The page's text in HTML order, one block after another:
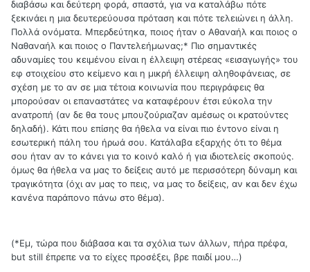
διαβάσω και δεύτερη φορά, σπαστά, για να καταλάβω πότε
ξεκινάει η μια δευτερεύουσα πρόταση και πότε τελειώνει η άλλη.
Πολλά ονόματα. Μπερδεύτηκα, ποιος ήταν ο Αθαναήλ και ποιος ο
Ναθαναήλ και ποιος ο Παντελεήμωνας;* Πιο σημαντικές
αδυναμίες του κειμένου είναι η έλλειψη στέρεας «εισαγωγής» του
εφ στοιχείου στο κείμενο και η μικρή έλλειψη αληθοφάνειας, σε
σχέση με το αν σε μια τέτοια κοινωνία που περιγράφεις θα
μπορούσαν οι επαναστάτες να καταφέρουν έτσι εύκολα την
ανατροπή (αν δε θα τους μπουζούριαζαν αμέσως οι κρατούντες
δηλαδή). Κάτι που επίσης θα ήθελα να είναι πιο έντονο είναι η
εσωτερική πάλη του ήρωά σου. Κατάλαβα εξαρχής ότι το θέμα
σου ήταν αν το κάνει για το κοινό καλό ή για ιδιοτελείς σκοπούς.
όμως θα ήθελα να μας το δείξεις αυτό με περισσότερη δύναμη και
τραγικότητα (όχι αν μας το πεις, να μας το δείξεις, αν και δεν έχω
κανένα παράπονο πάνω στο θέμα).
(*Εμ, τώρα που διάβασα και τα σχόλια των άλλων, πήρα πρέφα,
but still έπρεπε να το είχες προσέξει, βρε παιδί μου…)